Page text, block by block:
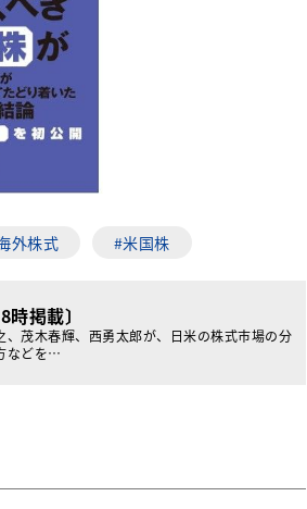
外株式 #米国株
掲載〕
茂木春輝、西勇太郎が、日米の株式市場の分
などを…